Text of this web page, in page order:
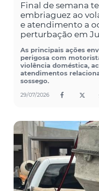
Final de semana
embriaguez ao
e atendimento a
perturbação em
As principais ações
perigosa com
violência doméstica,
atendimentos
sossego.
29/07/2026